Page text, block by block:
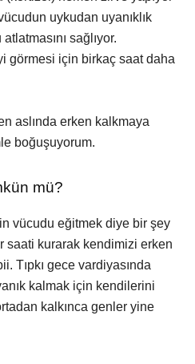
uykudan uyanıklık
sağlıyor.
görmesi için birkaç saat daha
aslında erken kalkmaya
boğuşuyorum.
mü?
vücudu eğitmek diye bir şey
saati kurarak kendimizi erken
Tıpkı gece vardiyasında
kalmak için kendilerini
kalkınca genler yine